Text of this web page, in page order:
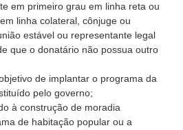
em primeiro grau em linha reta ou
linha colateral, cônjuge ou
estável ou representante legal
que o donatário não possua outro
de implantar o programa da
pelo governo;
à construção de moradia
de habitação popular ou a